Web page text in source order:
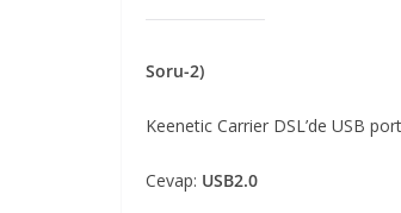
Soru-2)
Keenetic Carrier DSL’de USB
Cevap: USB2.0